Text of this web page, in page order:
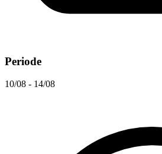
Periode
10/08 - 14/08